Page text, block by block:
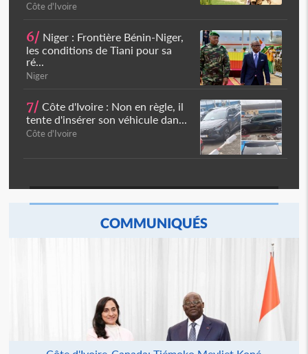
Côte d'Ivoire
6/ Niger : Frontière Bénin-Niger,
les conditions de Tiani pour sa
ré...
Niger
7/ Côte d'Ivoire : Non en règle, il
tente d'insérer son véhicule dan...
Côte d'Ivoire
COMMUNIQUÉS